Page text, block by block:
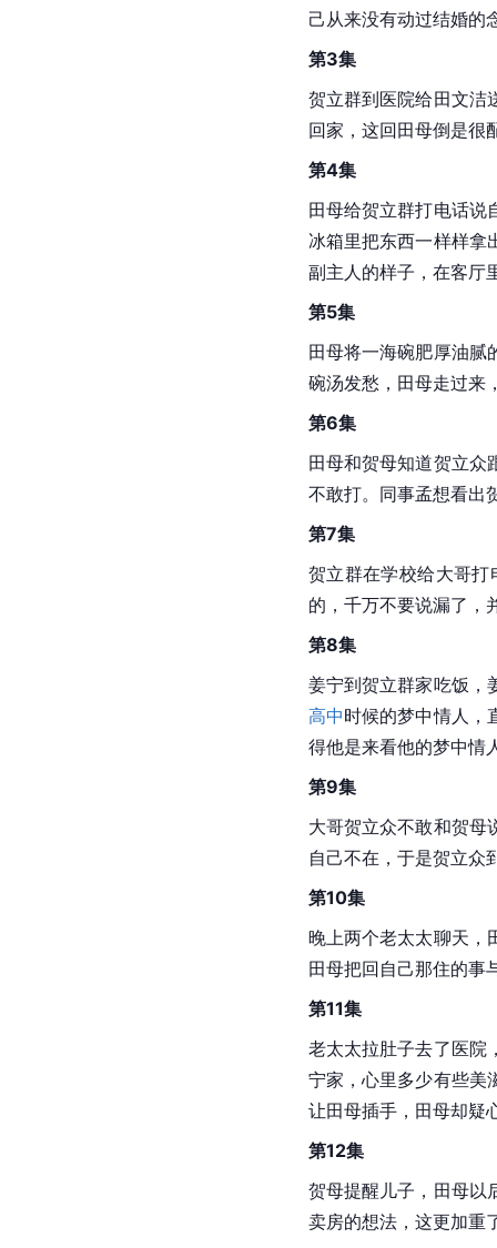
己从来没有动过结婚的
第3集
贺立群到医院给田文洁
回家，这回田母倒是很
第4集
田母给贺立群打电话说
冰箱里把东西一样样拿
副主人的样子，在客厅
第5集
田母将一海碗肥厚油腻
碗汤发愁，田母走过来
第6集
田母和贺母知道贺立众
不敢打。同事孟想看出
第7集
贺立群在学校给大哥
的，千万不要说漏了，
第8集
姜宁到贺立群家吃饭，
高中时候的梦中情人，
得他是来看他的梦中情
第9集
大哥贺立众不敢和贺母
自己不在，于是贺立众
第10集
晚上两个老太太聊天，
田母把回自己那住的事
第11集
老太太拉肚子去了医院
宁家，心里多少有些美
让田母插手，田母却疑
第12集
贺母提醒儿子，田母以
卖房的想法，这更加重